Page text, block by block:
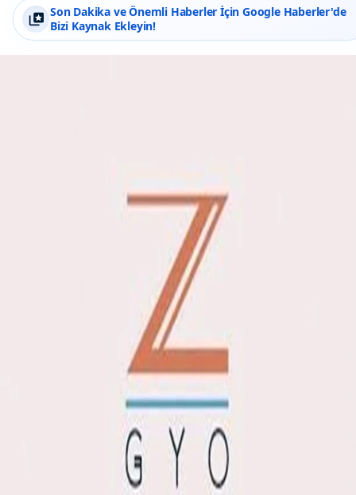
Son Dakika ve Önemli Haberler İçin Google Haberler'de
Bizi Kaynak Ekleyin!